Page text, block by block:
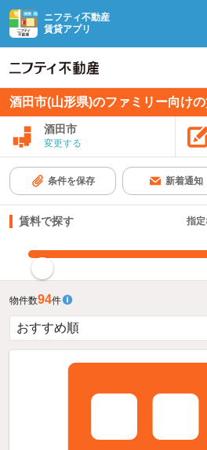
ニフティ不動産
賃貸アプリ
酒田市(山形県)のファミリー向け
酒田市
変更する
条件を保存 新着通知
賃料で探す 指定
物件数94件